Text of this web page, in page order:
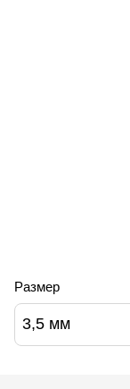
Размер
3,5 мм